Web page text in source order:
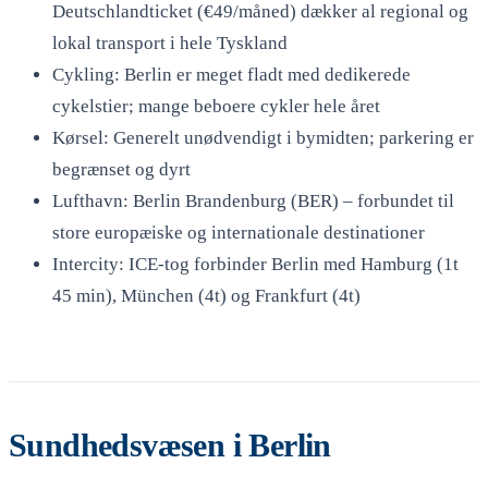
Deutschlandticket (€49/måned) dækker al regional og
lokal transport i hele Tyskland
Cykling: Berlin er meget fladt med dedikerede
cykelstier; mange beboere cykler hele året
Kørsel: Generelt unødvendigt i bymidten; parkering er
begrænset og dyrt
Lufthavn: Berlin Brandenburg (BER) – forbundet til
store europæiske og internationale destinationer
Intercity: ICE-tog forbinder Berlin med Hamburg (1t
45 min), München (4t) og Frankfurt (4t)
Sundhedsvæsen i Berlin